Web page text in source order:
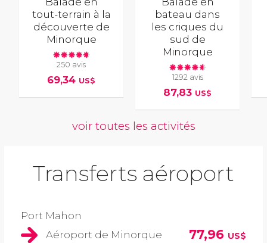
tout-terrain à la
découverte de
Minorque
250 avis
69,34 US$
bateau dans
les criques du
sud de
Minorque
1292 avis
87,83 US$
voir toutes les activités
Transferts aéroport
Port Mahon
Aéroport de Minorque
77,96 US$